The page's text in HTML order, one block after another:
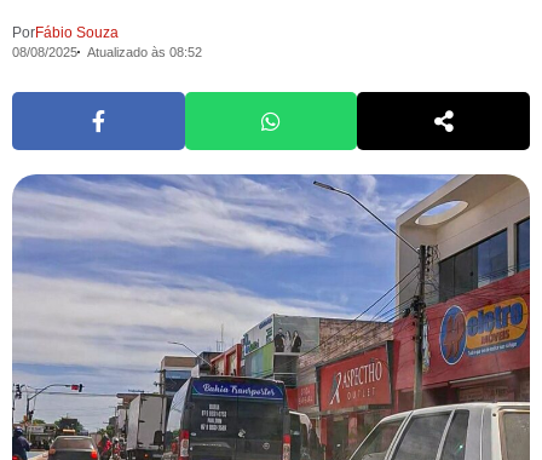
PorFábio Souza
08/08/2025 Atualizado às 08:52